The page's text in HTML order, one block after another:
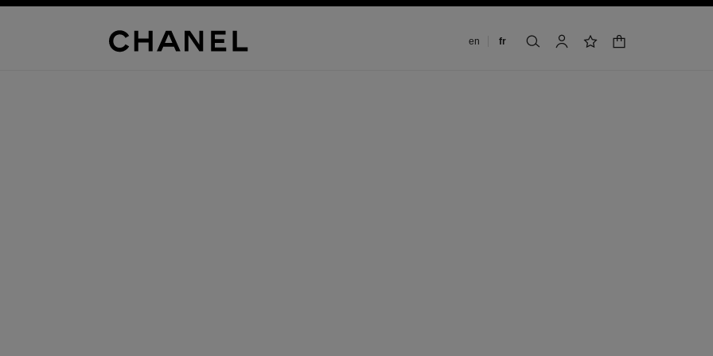
en fr
recherchermon compteliste de souhaits
panier